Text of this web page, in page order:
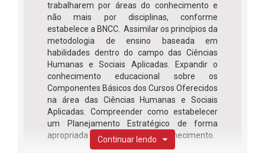
trabalharem por áreas do conhecimento e
não mais por disciplinas, conforme
estabelece a BNCC. Assimilar os princípios da
metodologia de ensino baseada em
habilidades dentro do campo das Ciências
Humanas e Sociais Aplicadas. Expandir o
conhecimento educacional sobre os
Componentes Básicos dos Cursos Oferecidos
na área das Ciências Humanas e Sociais
Aplicadas. Compreender como estabelecer
um Planejamento Estratégico de forma
apropriada para cada área de conhecimento.
Continuar lendo